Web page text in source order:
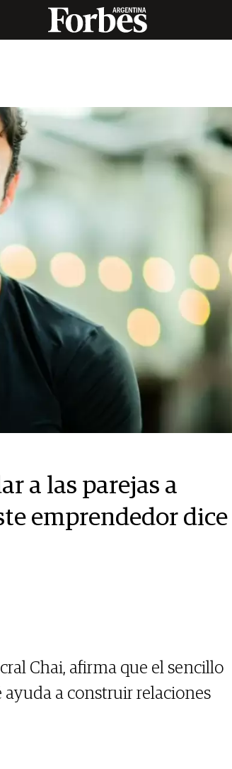
a las parejas a
emprendedor dice
Chai, afirma que el sencillo
a construir relaciones